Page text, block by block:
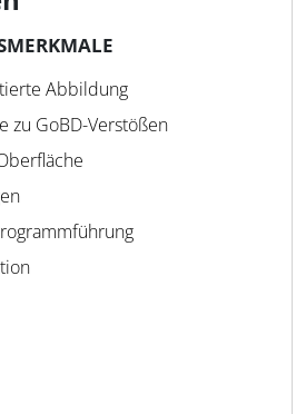
Abbildung
zu GoBD-Verstößen